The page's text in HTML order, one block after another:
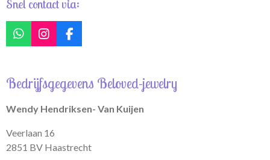
Snel contact via:
W
h
s
p
I
n
a
r
m
F
a
b
o
Bedrijfsgegevens Beloved-jewelry
Wendy Hendriksen- Van Kuijen
Veerlaan 16
2851 BV Haastrecht